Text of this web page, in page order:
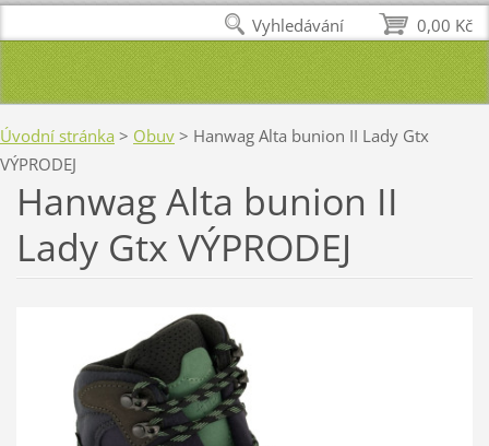
Úvodní stránka > Obuv > Hanwag Alta bunion II Lady Gtx
VÝPRODEJ
Hanwag Alta bunion II
Lady Gtx VÝPRODEJ
0,00 Kč
Vyhledávání